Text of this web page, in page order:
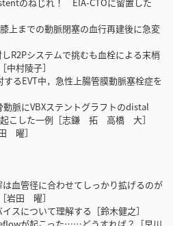
までの動脈閉塞の血行再建後に急変
システムで挑むも血栓による末梢
村陵子］
EVT中，急性上腸管膜動脈塞栓症を
にVBXステントグラフトのdistal
起こした一例［志鎌 拓 高橋 大］
曜］
管径に合わせてしっかり拡げるのが
岩田 曜］
について理解する［鈴木健之］